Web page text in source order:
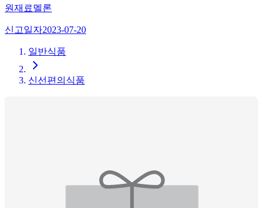
원재료멜론
신고일자2023-07-20
일반식품
신선편의식품